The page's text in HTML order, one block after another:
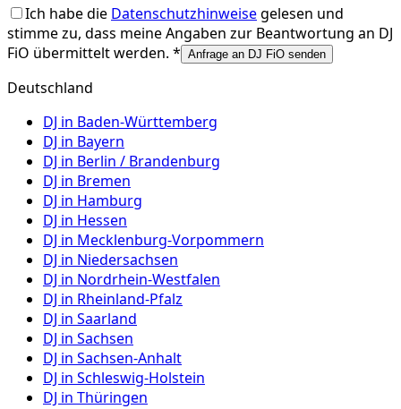
Ich habe die Datenschutzhinweisegelesen und
stimme zu, dass meine Angaben zur Beantwortung an DJ
FiO übermittelt werden. * Anfrage an DJ FiO senden
Deutschland
DJ in Baden-Württemberg
DJ in Bayern
DJ in Berlin / Brandenburg
DJ in Bremen
DJ in Hamburg
DJ in Hessen
DJ in Mecklenburg-Vorpommern
DJ in Niedersachsen
DJ in Nordrhein-Westfalen
DJ in Rheinland-Pfalz
DJ in Saarland
DJ in Sachsen
DJ in Sachsen-Anhalt
DJ in Schleswig-Holstein
DJ in Thüringen